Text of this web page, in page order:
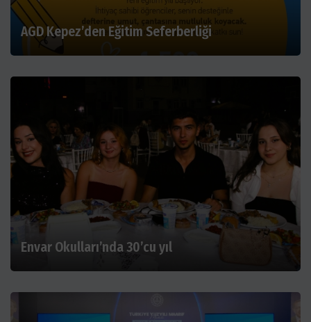
AGD Kepez’den Eğitim Seferberliği
Envar Okulları’nda 30’cu yıl